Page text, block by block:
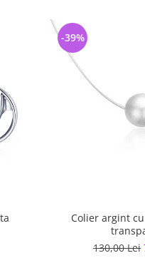
Colier argint
130,00 Lei
-39%